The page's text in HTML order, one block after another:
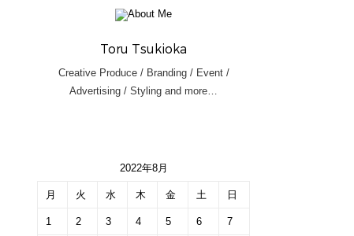
Toru Tsukioka
Creative Produce / Branding / Event /
Advertising / Styling and more…
2022年8月
月 火 水 木 金 土 日
1 2 3 4 5 6 7